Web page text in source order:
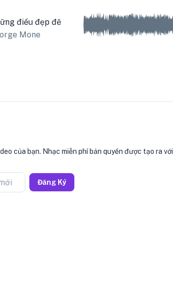
điều đẹp đẽ
Mone
của bạn. Nhạc miễn phí bản quyền được tạo ra với
Đăng Ký